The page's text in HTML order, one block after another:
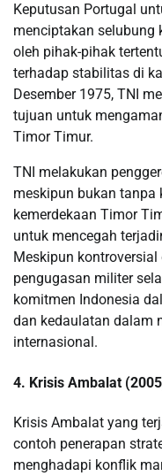
Keputusan Portugal
menciptakan selubung
oleh pihak-pihak
terhadap stabilitas di
Desember 1975, TNI
tujuan untuk
Timor Timur.
TNI melakukan
meskipun bukan tanpa
kemerdekaan Timor
untuk mencegah
Meskipun
pengugasan militer
komitmen Indonesia
dan kedaulatan dalam
internasional.
4. Krisis Ambalat
Krisis Ambalat yang
contoh penerapan
menghadapi konflik